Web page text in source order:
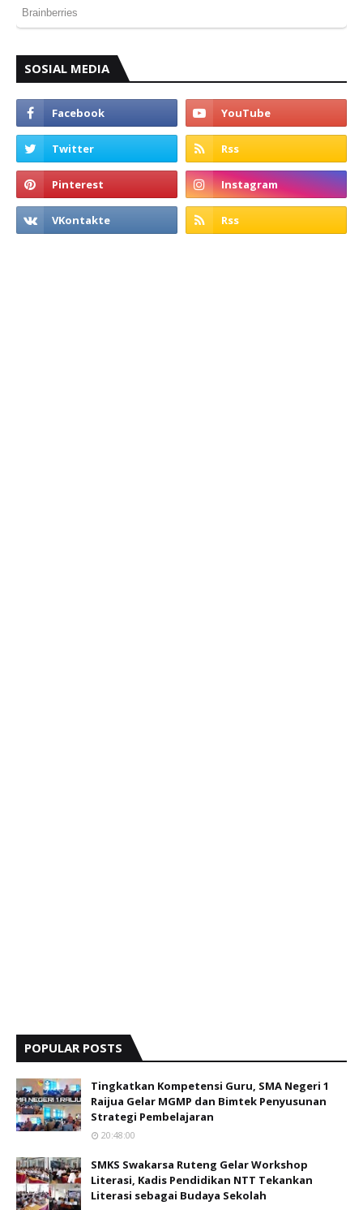
SOSIAL MEDIA
POPULAR POSTS
Tingkatkan Kompetensi Guru, SMA Negeri 1
Raijua Gelar MGMP dan Bimtek Penyusunan
Strategi Pembelajaran
20:48:00
SMKS Swakarsa Ruteng Gelar Workshop
Literasi, Kadis Pendidikan NTT Tekankan
Literasi sebagai Budaya Sekolah